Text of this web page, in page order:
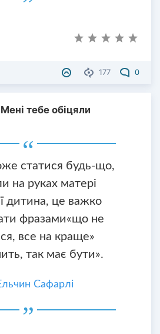
177 0
тебе обіцяли
статися будь-що,
на руках матері
дитина, це важко
фразами«що не
все на краще»
так має бути».
Сафарлі